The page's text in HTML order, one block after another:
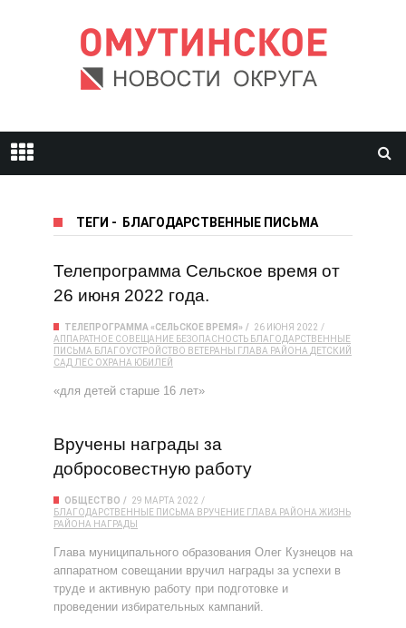
ТЕГИ - БЛАГОДАРСТВЕННЫЕ ПИСЬМА
Телепрограмма Сельское время от
26 июня 2022 года.
ТЕЛЕПРОГРАММА «СЕЛЬСКОЕ ВРЕМЯ»
26 ИЮНЯ 2022
АППАРАТНОЕ СОВЕЩАНИЕ БЕЗОПАСНОСТЬ БЛАГОДАРСТВЕННЫЕ
ПИСЬМА БЛАГОУСТРОЙСТВО ВЕТЕРАНЫ ГЛАВА РАЙОНА ДЕТСКИЙ
САД ЛЕС ОХРАНА ЮБИЛЕЙ
«для детей старше 16 лет»
Вручены награды за
добросовестную работу
ОБЩЕСТВО
29 МАРТА 2022
БЛАГОДАРСТВЕННЫЕ ПИСЬМА ВРУЧЕНИЕ ГЛАВА РАЙОНА ЖИЗНЬ
РАЙОНА НАГРАДЫ
Глава муниципального образования Олег Кузнецов на
аппаратном совещании вручил награды за успехи в
труде и активную работу при подготовке и
проведении избирательных кампаний.